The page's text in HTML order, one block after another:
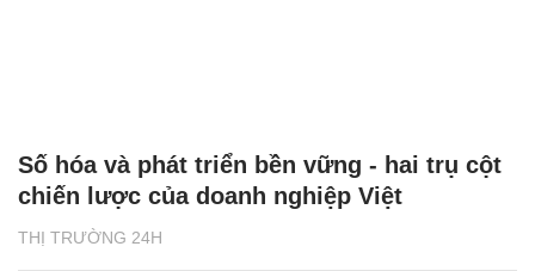
THỊ TRƯỜNG 24H
Số hóa và phát triển bền vững - hai trụ cột
chiến lược của doanh nghiệp Việt